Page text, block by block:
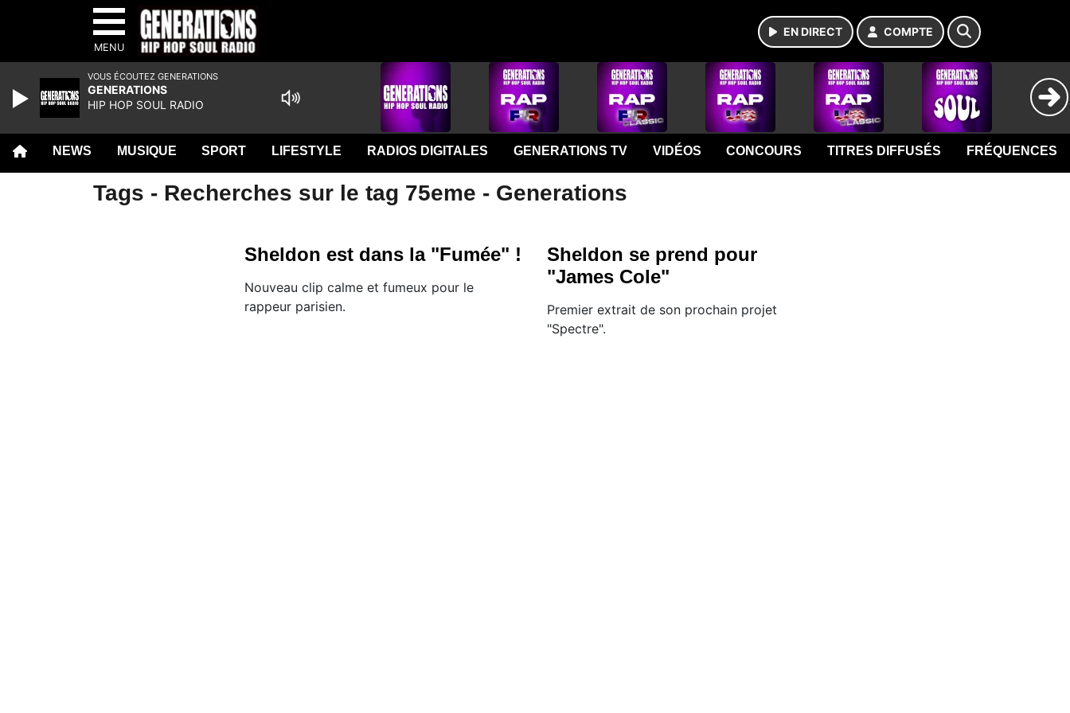
MENU
EN DIRECT COMPTE
NEWS MUSIQUE SPORT LIFESTYLE RADIOS DIGITALES GENERATIONS TV VIDÉOS CONCOURS TITRES DIFFUSÉS FRÉQUENCES
Tags - Recherches sur le tag 75eme - Generations
Sheldon est dans la "Fumée" !
Nouveau clip calme et fumeux pour le
rappeur parisien.
Sheldon se prend pour
"James Cole"
Premier extrait de son prochain projet
"Spectre".
VOUS ÉCOUTEZ GENERATIONS
GENERATIONS
HIP HOP SOUL RADIO